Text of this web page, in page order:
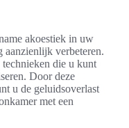
akoestiek in uw
aanzienlijk verbeteren.
die u kunt
Door deze
u de geluidsoverlast
met een